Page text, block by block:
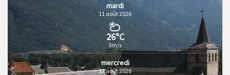
mardi
11 août 2026
26°C
3m/s
mercredi
12 août 2026